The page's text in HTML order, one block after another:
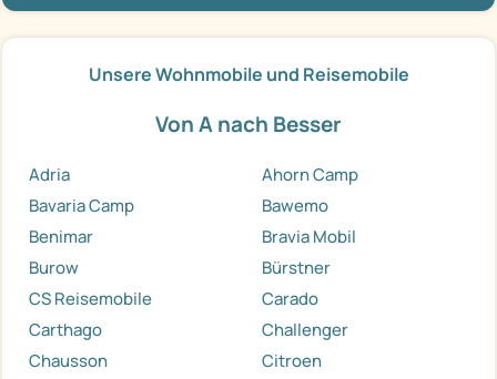
Unsere Wohnmobile und Reisemobile
Von A nach Besser
Adria
Ahorn Camp
Bavaria Camp
Bawemo
Benimar
Bravia Mobil
Burow
Bürstner
CS Reisemobile
Carado
Carthago
Challenger
Chausson
Citroen